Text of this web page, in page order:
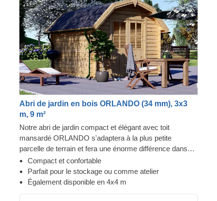
Abri de jardin en bois ORLANDO (34 mm), 3x3
m, 9 m²
Notre abri de jardin compact et élégant avec toit
mansardé ORLANDO s'adaptera à la plus petite
parcelle de terrain et fera une énorme différence dans
votre jardin. Cette structure élégante peut vous fournir
un atelier confortable pour pratiquer vos loisirs, un
espace pour vous détendre et vous relaxer après une
Compact et confortable
Parfait pour le stockage ou comme atelier
Également disponible en 4x4 m